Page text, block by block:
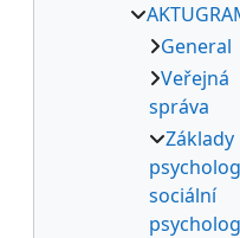
General
Veřejná
správa
Základy
sociální